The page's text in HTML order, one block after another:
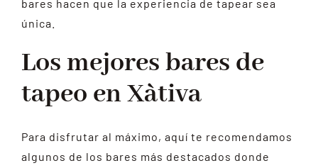
bares hacen que la experiencia de tapear sea
única.
Los mejores bares de
tapeo en Xàtiva
Para disfrutar al máximo, aquí te recomendamos
algunos de los bares más destacados donde